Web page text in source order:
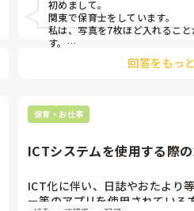
初めまして。
関東で保育士をしています。
私は、写真を7枚ほど入れるこ
す。
コメントは、日常の出来事や
乗せた写真へのコメントになる
少しでも参考になればと思います
回答をもっ
保育・お仕事
ICTシステムを使用する際
ICT化に伴い、日誌やおたより
ー等のアプリを使用されている